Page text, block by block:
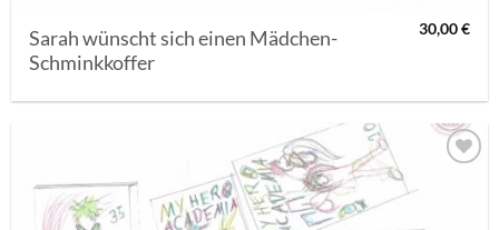
Sarah wünscht sich einen Mädchen-
Schminkkoffer
30,00€
AUF MEINE
MERKLISTE